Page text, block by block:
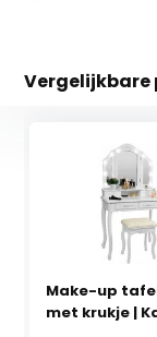
Vergelijkbare
Make-up
met krukje |